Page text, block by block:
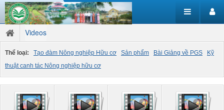
Videos
Thể loại: Tạo đàm Nông nghiệp Hữu cơ Sản phẩm Bài Giảng về PGS
Kỹ
thuật canh tác Nông nghiệp hữu cơ